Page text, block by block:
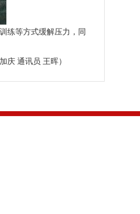
练等方式缓解压力，同
庆 通讯员 王晖）